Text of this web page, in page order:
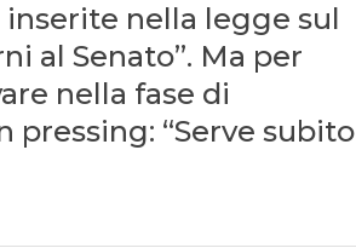
inserite nella legge sul
al Senato”. Ma per
nella fase di
pressing: “Serve subito